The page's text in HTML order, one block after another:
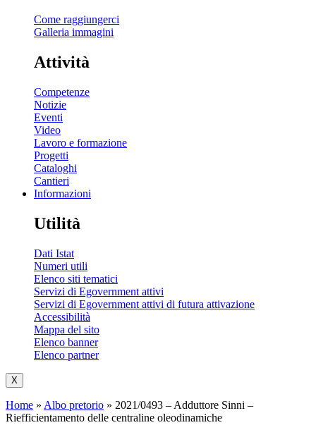
Come raggiungerci
Galleria immagini
Attività
Competenze
Notizie
Eventi
Video
Lavoro e formazione
Progetti
Cataloghi
Cantieri
Informazioni
Utilità
Dati Istat
Numeri utili
Elenco siti tematici
Servizi di Egovernment attivi
Servizi di Egovernment attivi di futura attivazione
Accessibilità
Mappa del sito
Elenco banner
Elenco partner
X
Home » Albo pretorio » 2021/0493 – Adduttore Sinni –
Riefficientamento delle centraline oleodinamiche